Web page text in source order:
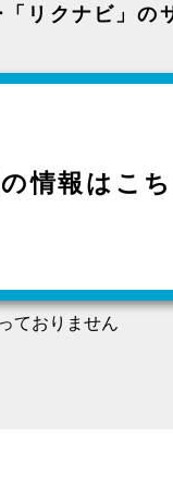
リクナビ」の
情報はこち
ておりません